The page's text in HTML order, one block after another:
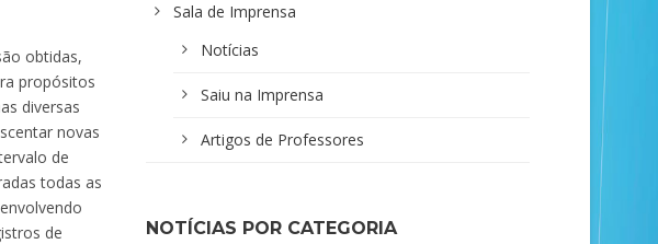
obtidas,
propósitos
diversas
novas
de
todas as
de
Sala de Imprensa
Notícias
Saiu na Imprensa
Artigos de Professores
NOTÍCIAS POR CATEGORIA